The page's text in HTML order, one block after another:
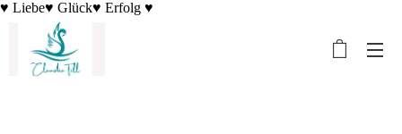
♥ Liebe♥ Glück♥ Erfolg ♥